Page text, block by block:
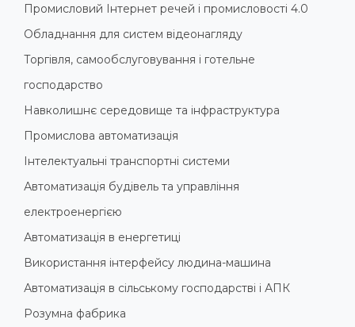
Промисловий Інтернет речей і промисловості 4.0
Обладнання для систем відеонагляду
Торгівля, самообслуговування і готельне
господарство
Навколишнє середовище та інфраструктура
Промислова автоматизація
Інтелектуальні транспортні системи
Автоматизація будівель та управління
електроенергією
Автоматизація в енергетиці
Використання інтерфейсу людина-машина
Автоматизація в сільському господарстві і АПК
Розумна фабрика